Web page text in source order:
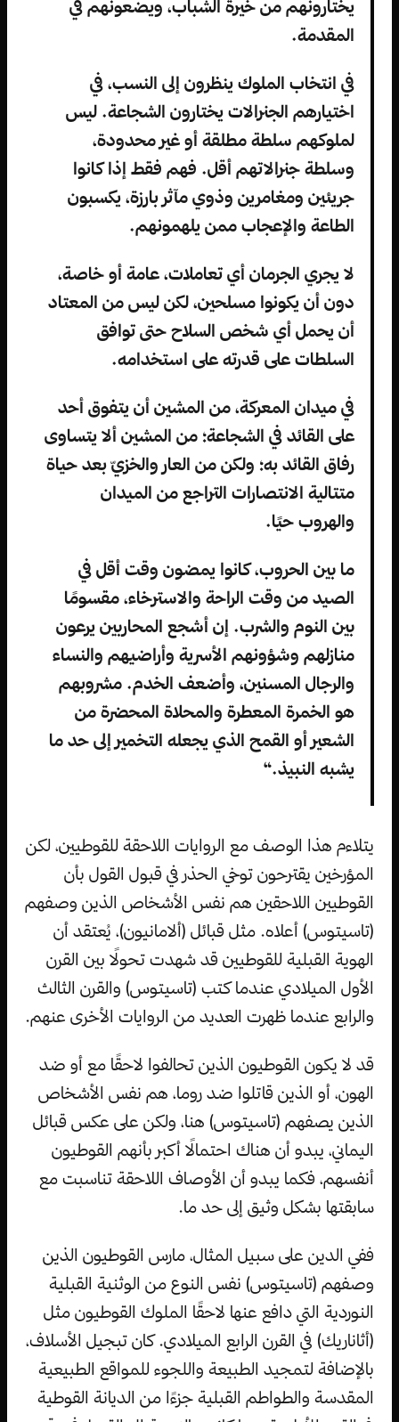
يختارونهم من خيرة الشباب، ويضعونهم في
المقدمة.
في انتخاب الملوك ينظرون إلى النسب، في
اختيارهم الجنرالات يختارون الشجاعة. ليس
لملوكهم سلطة مطلقة أو غير محدودة،
وسلطة جنرالاتهم أقل. فهم فقط إذا كانوا
جريئين ومغامرين وذوي مآثر بارزة، يكسبون
الطاعة والإعجاب ممن يلهمونهم.
لا يجري الجرمان أي تعاملات، عامة أو خاصة،
دون أن يكونوا مسلحين، لكن ليس من المعتاد
أن يحمل أي شخص السلاح حتى توافق
السلطات على قدرته على استخدامه.
في ميدان المعركة، من المشين أن يتفوق أحد
على القائد في الشجاعة؛ من المشين ألا يتساوى
رفاق القائد به؛ ولكن من العار والخزيّ بعد حياة
متتالية الانتصارات التراجع من الميدان
والهروب حيًا.
ما بين الحروب، كانوا يمضون وقت أقل في
الصيد من وقت الراحة والاسترخاء، مقسومًا
بين النوم والشرب. إن أشجع المحاربين يرعون
منازلهم وشؤونهم الأسرية وأراضيهم والنساء
والرجال المسنين، وأضعف الخدم. مشروبهم
هو الخمرة المعطرة والمحلاة المحضرة من
الشعير أو القمح الذي يجعله التخمير إلى حد ما
يشبه النبيذ.“
يتلاءم هذا الوصف مع الروايات اللاحقة للقوطيين، لكن
المؤرخين يقترحون توخي الحذر في قبول القول بأن
القوطيين اللاحقين هم نفس الأشخاص الذين وصفهم
(تاسيتوس) أعلاه. مثل قبائل (ألامانيون)، يُعتقد أن
الهوية القبلية للقوطيين قد شهدت تحولًا بين القرن
الأول الميلادي عندما كتب (تاسيتوس) والقرن الثالث
والرابع عندما ظهرت العديد من الروايات الأخرى عنهم.
قد لا يكون القوطيون الذين تحالفوا لاحقًا مع أو ضد
الهون، أو الذين قاتلوا ضد روما، هم نفس الأشخاص
الذين يصفهم (تاسيتوس) هنا، ولكن على عكس قبائل
اليماني، يبدو أن هناك احتمالًا أكبر بأنهم القوطيون
أنفسهم، فكما يبدو أن الأوصاف اللاحقة تناسبت مع
سابقتها بشكل وثيق إلى حد ما.
ففي الدين على سبيل المثال، مارس القوطيون الذين
وصفهم (تاسيتوس) نفس النوع من الوثنية القبلية
النوردية التي دافع عنها لاحقًا الملوك القوطيون مثل
(أثاناريك) في القرن الرابع الميلادي. كان تبجيل الأسلاف،
بالإضافة لتمجيد الطبيعة واللجوء للمواقع الطبيعية
المقدسة والطواطم القبلية جزءًا من الديانة القوطية